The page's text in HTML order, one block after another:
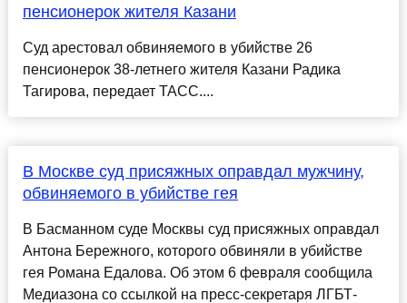
пенсионерок жителя Казани
Суд арестовал обвиняемого в убийстве 26
пенсионерок 38-летнего жителя Казани Радика
Тагирова, передает ТАСС....
В Москве суд присяжных оправдал мужчину,
обвиняемого в убийстве гея
В Басманном суде Москвы суд присяжных оправдал
Антона Бережного, которого обвиняли в убийстве
гея Романа Едалова. Об этом 6 февраля сообщила
Медиазона со ссылкой на пресс-секретаря ЛГБТ-